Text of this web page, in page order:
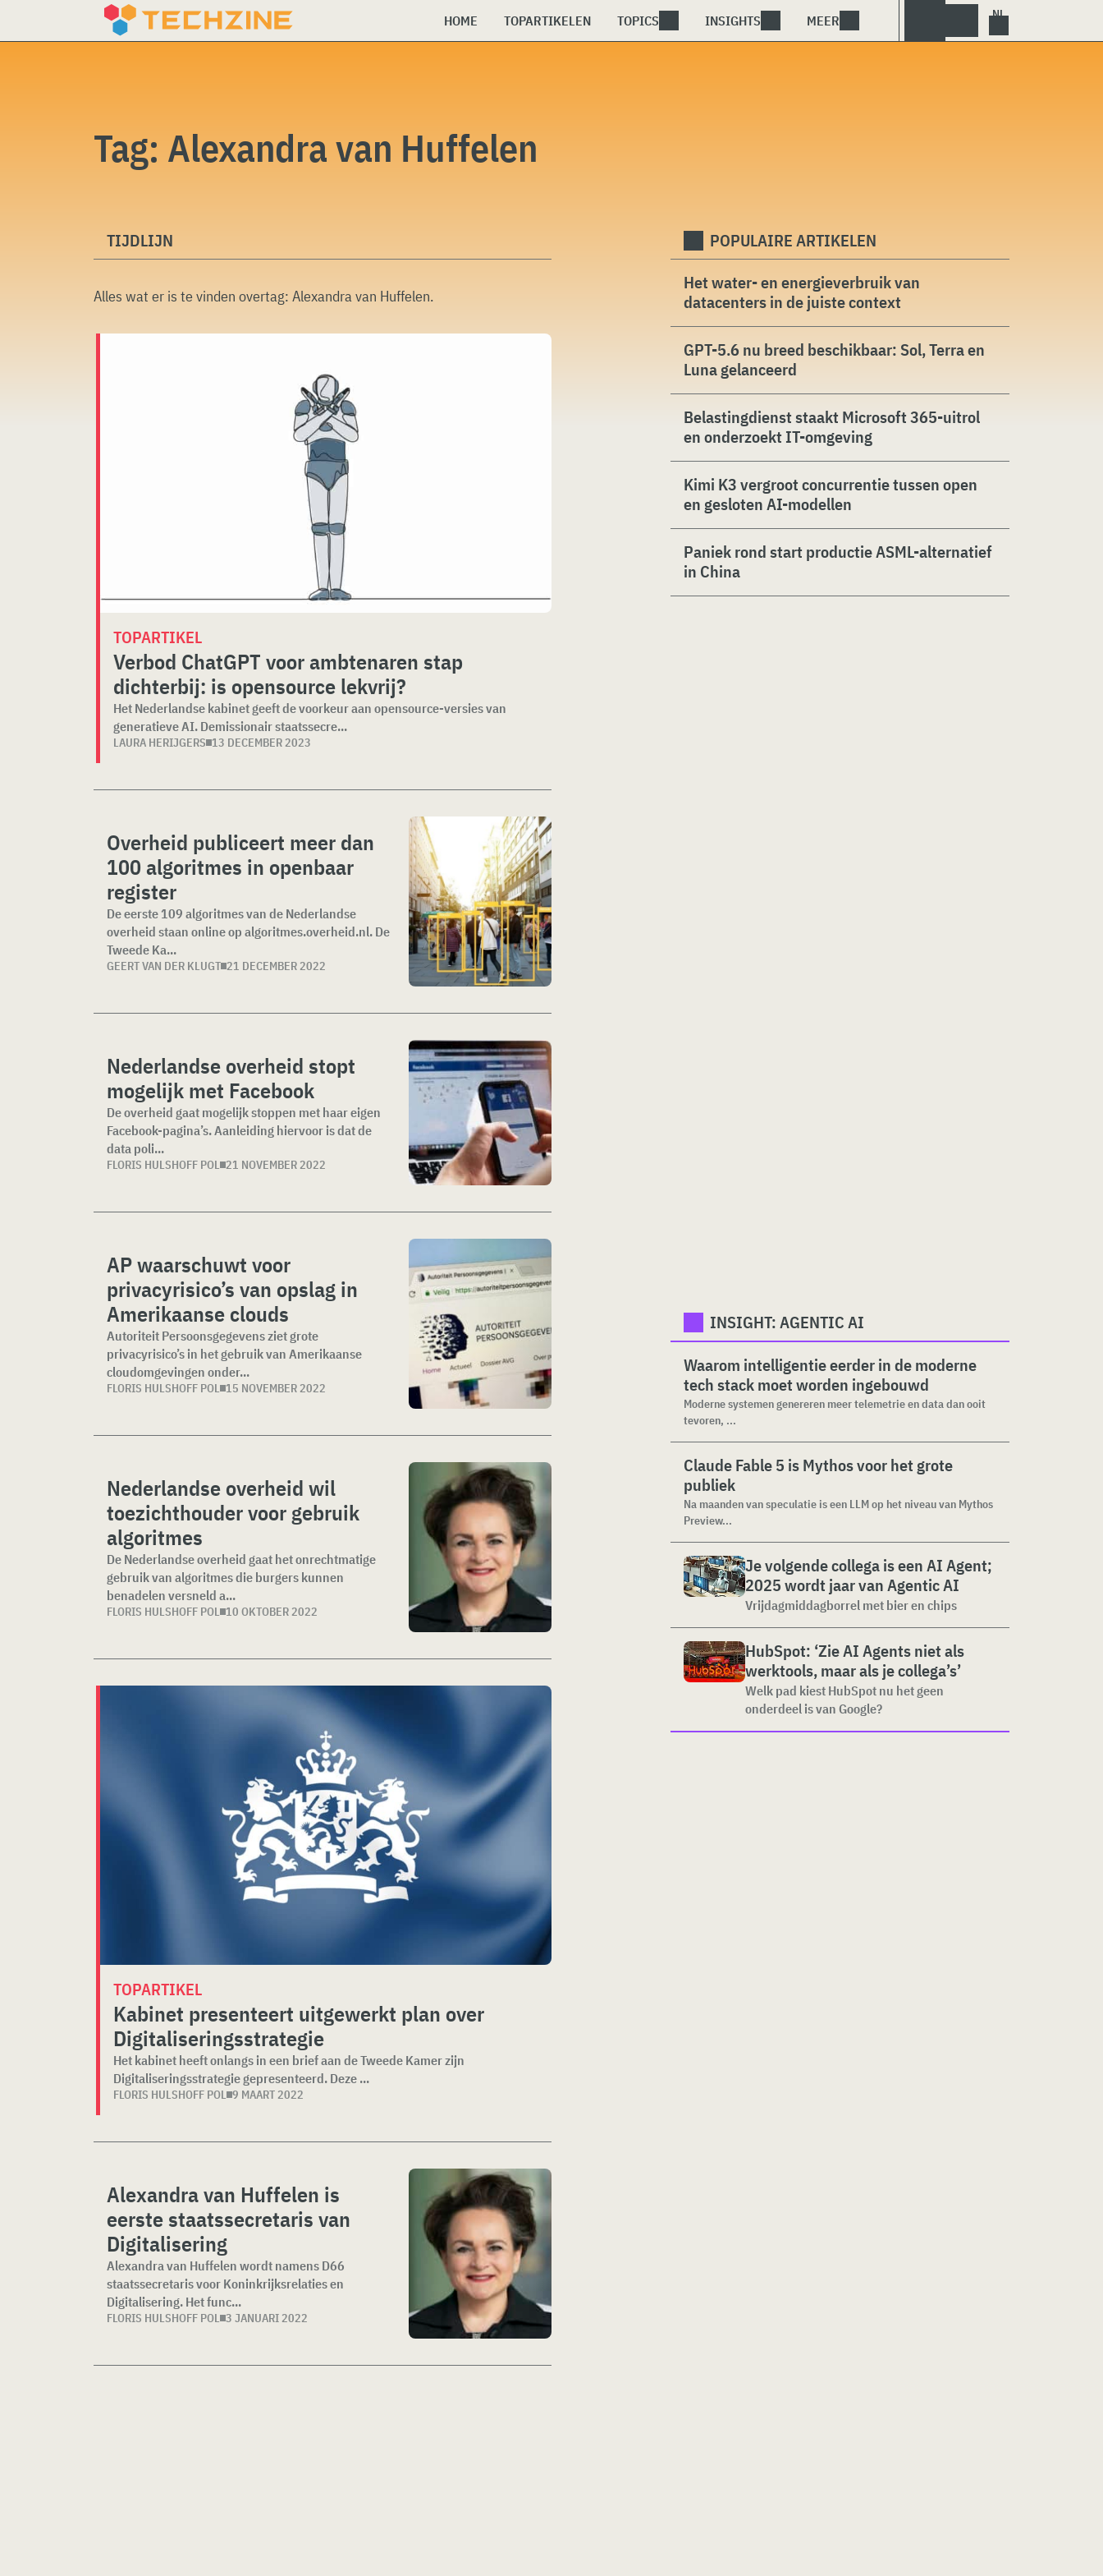
HOME TOPARTIKELEN TOPICS INSIGHTS MEER
Tag: Alexandra van Huffelen
TIJDLIJN
Alles wat er is te vinden overtag: Alexandra van Huffelen.
TOPARTIKEL
Verbod ChatGPT voor ambtenaren stap
dichterbij: is opensource lekvrij?
Het Nederlandse kabinet geeft de voorkeur aan opensource-versies van
generatieve AI. Demissionair staatssecre...
LAURA HERIJGERS 13 DECEMBER 2023
Overheid publiceert meer dan
100 algoritmes in openbaar
register
De eerste 109 algoritmes van de Nederlandse
overheid staan online op algoritmes.overheid.nl. De
Tweede Ka...
GEERT VAN DER KLUGT 21 DECEMBER 2022
Nederlandse overheid stopt
mogelijk met Facebook
De overheid gaat mogelijk stoppen met haar eigen
Facebook-pagina’s. Aanleiding hiervoor is dat de
data poli...
FLORIS HULSHOFF POL 21 NOVEMBER 2022
AP waarschuwt voor
privacyrisico’s van opslag in
Amerikaanse clouds
Autoriteit Persoonsgegevens ziet grote
privacyrisico’s in het gebruik van Amerikaanse
cloudomgevingen onder...
FLORIS HULSHOFF POL 15 NOVEMBER 2022
Nederlandse overheid wil
toezichthouder voor gebruik
algoritmes
De Nederlandse overheid gaat het onrechtmatige
gebruik van algoritmes die burgers kunnen
benadelen versneld a...
FLORIS HULSHOFF POL 10 OKTOBER 2022
TOPARTIKEL
Kabinet presenteert uitgewerkt plan over
Digitaliseringsstrategie
Het kabinet heeft onlangs in een brief aan de Tweede Kamer zijn
Digitaliseringsstrategie gepresenteerd. Deze ...
FLORIS HULSHOFF POL 9 MAART 2022
Alexandra van Huffelen is
eerste staatssecretaris van
Digitalisering
Alexandra van Huffelen wordt namens D66
staatssecretaris voor Koninkrijksrelaties en
Digitalisering. Het func...
FLORIS HULSHOFF POL 3 JANUARI 2022
POPULAIRE ARTIKELEN
Het water- en energieverbruik van
datacenters in de juiste context
GPT-5.6 nu breed beschikbaar: Sol, Terra en
Luna gelanceerd
Belastingdienst staakt Microsoft 365-uitrol
en onderzoekt IT-omgeving
Kimi K3 vergroot concurrentie tussen open
en gesloten AI-modellen
Paniek rond start productie ASML-alternatief
in China
INSIGHT: AGENTIC AI
Waarom intelligentie eerder in de moderne
tech stack moet worden ingebouwd
Moderne systemen genereren meer telemetrie en data dan ooit
tevoren, ...
Claude Fable 5 is Mythos voor het grote
publiek
Na maanden van speculatie is een LLM op het niveau van Mythos
Preview...
Je volgende collega is een AI Agent;
2025 wordt jaar van Agentic AI
Vrijdagmiddagborrel met bier en chips
HubSpot: ‘Zie AI Agents niet als
werktools, maar als je collega’s’
Welk pad kiest HubSpot nu het geen
onderdeel is van Google?